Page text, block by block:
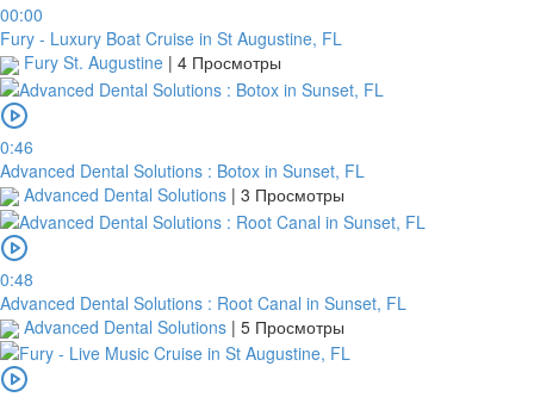
00:00
Fury - Luxury Boat Cruise in St Augustine, FL
Fury St. Augustine | 4 Просмотры
0:46
Advanced Dental Solutions : Botox in Sunset, FL
Advanced Dental Solutions | 3 Просмотры
0:48
Advanced Dental Solutions : Root Canal in Sunset, FL
Advanced Dental Solutions | 5 Просмотры